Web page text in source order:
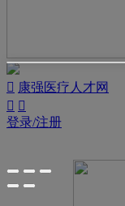
 康强医疗人才网
 
登录/注册